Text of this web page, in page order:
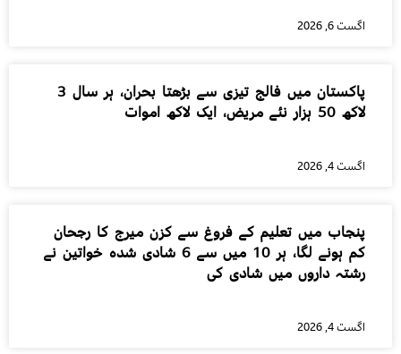
اگست 6, 2026
پاکستان میں فالج تیزی سے بڑھتا بحران، ہر سال 3
لاکھ 50 ہزار نئے مریض، ایک لاکھ اموات
اگست 4, 2026
پنجاب میں تعلیم کے فروغ سے کزن میرج کا رجحان
کم ہونے لگا، ہر 10 میں سے 6 شادی شدہ خواتین نے
رشتہ داروں میں شادی کی
اگست 4, 2026